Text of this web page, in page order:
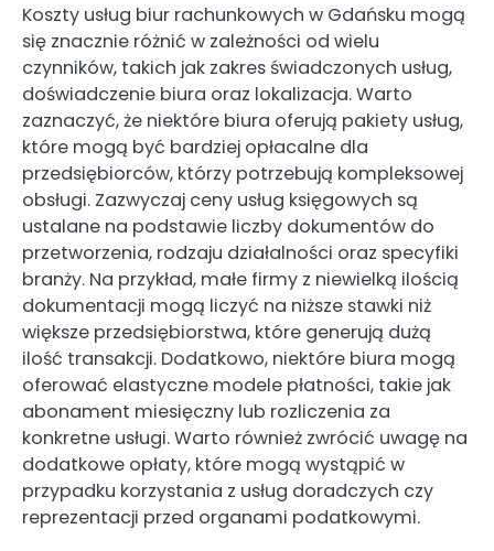
Koszty usług biur rachunkowych w Gdańsku mogą
się znacznie różnić w zależności od wielu
czynników, takich jak zakres świadczonych usług,
doświadczenie biura oraz lokalizacja. Warto
zaznaczyć, że niektóre biura oferują pakiety usług,
które mogą być bardziej opłacalne dla
przedsiębiorców, którzy potrzebują kompleksowej
obsługi. Zazwyczaj ceny usług księgowych są
ustalane na podstawie liczby dokumentów do
przetworzenia, rodzaju działalności oraz specyfiki
branży. Na przykład, małe firmy z niewielką ilością
dokumentacji mogą liczyć na niższe stawki niż
większe przedsiębiorstwa, które generują dużą
ilość transakcji. Dodatkowo, niektóre biura mogą
oferować elastyczne modele płatności, takie jak
abonament miesięczny lub rozliczenia za
konkretne usługi. Warto również zwrócić uwagę na
dodatkowe opłaty, które mogą wystąpić w
przypadku korzystania z usług doradczych czy
reprezentacji przed organami podatkowymi.